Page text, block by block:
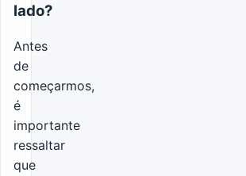
lado?
Antes
de
começarmos,
é
importante
ressaltar
que